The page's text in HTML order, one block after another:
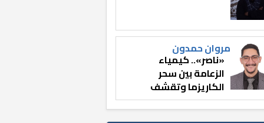
مروان حمدون
«ناصر».. كيمياء
الزعامة بين سحر
الكاريزما وتقشف
الثائر